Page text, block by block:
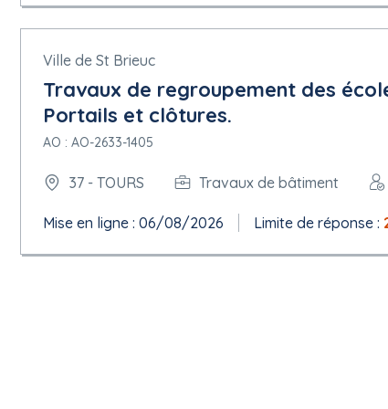
Adresse des documents de marché: https://nr.aws-
Nom: AW Solutions
5.1.12.Conditions du marché public
Conditions de soumission:
Adresse de soumission: https://nr.aws-achat.info//avis/
Catalogue électronique: Non autorisée
Les soumissionnaires peuvent présenter plusieurs offres:
Ville de St Brieuc
Travaux de regroupement des
Portails et clôtures.
AO : AO-2633-1405
37 - TOURS Travaux de bâtiment
Mise en ligne : 06/08/2026 Limite de réponse :